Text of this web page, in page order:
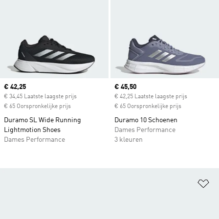
Current price
€ 42,25
€ 34,45 Laatste laagste prijs
€ 65 Oorspronkelijke prijs
Duramo SL Wide Running
Lightmotion Shoes
Dames Performance
Current price
€ 45,50
€ 42,25 Laatste laagste prijs
€ 65 Oorspronkelijke prijs
Duramo 10 Schoenen
Dames Performance
3 kleuren